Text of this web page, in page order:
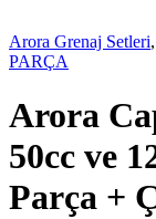
Arora Grenaj Setleri,
PARÇA
Arora
50cc ve
Parça +